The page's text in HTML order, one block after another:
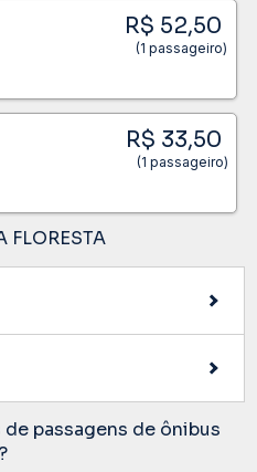
R$ 52,50
(1 passageiro)
R$ 33,50
(1 passageiro)
FLORESTA
passagens de ônibus